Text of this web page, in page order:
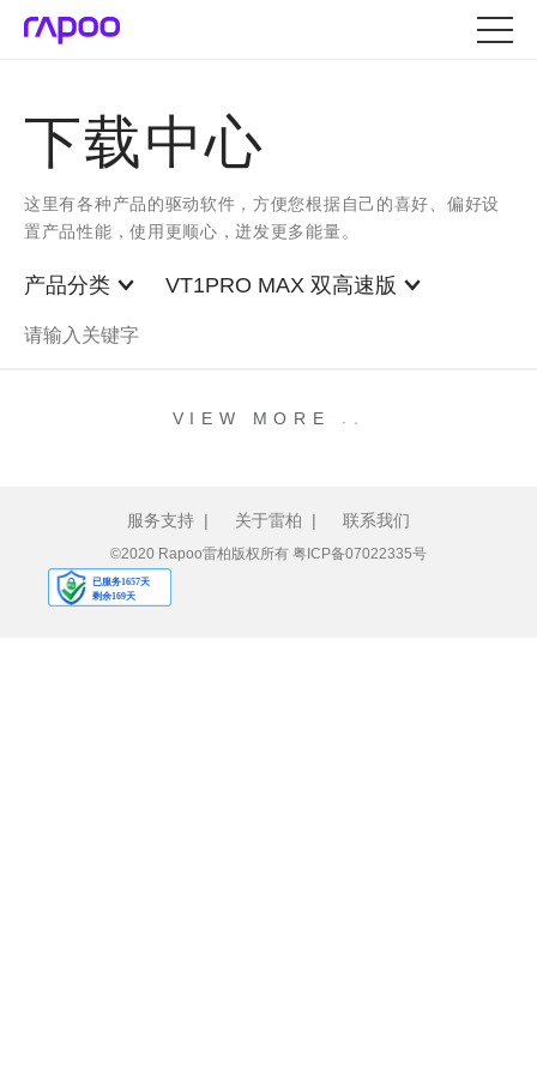
下载中心
这里有各种产品的驱动软件，方便您根据自己的喜好、偏好设
置产品性能，使用更顺心，迸发更多能量。
产品分类 VT1PRO MAX 双高速版
VIEW MORE .
服务支持 | 关于雷柏 | 联系我们
©2020 Rapoo雷柏版权所有 粤ICP备07022335号